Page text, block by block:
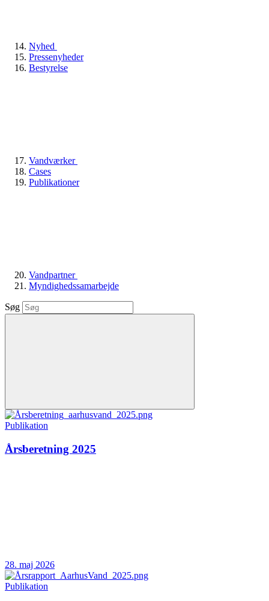
Nyhed
Pressenyheder
Bestyrelse
Vandværker
Cases
Publikationer
Vandpartner
Myndighedssamarbejde
Søg
Publikation
Årsberetning 2025
28. maj 2026
Publikation